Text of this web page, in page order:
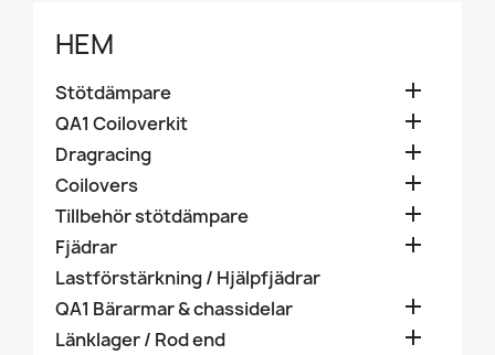
HEM
Stötdämpare 
QA1 Coiloverkit 
Dragracing 
Coilovers 
Tillbehör stötdämpare 
Fjädrar 
Lastförstärkning / Hjälpfjädrar
QA1 Bärarmar & chassidelar

Länklager / Rod end 